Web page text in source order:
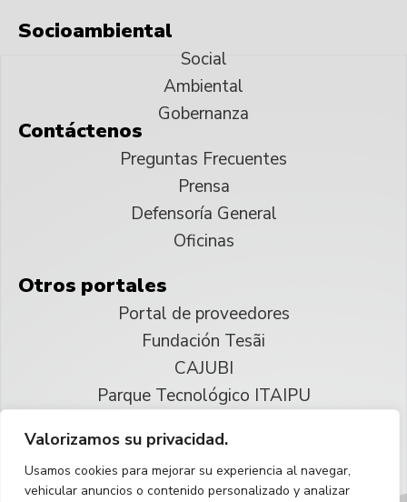
Valorizamos su privacidad.
Usamos cookies para mejorar su experiencia al navegar,
vehicular anuncios o contenido personalizado y analizar
Socioambiental
Social
Ambiental
Gobernanza
Contáctenos
Preguntas Frecuentes
Prensa
Defensoría General
Oficinas
Otros portales
Portal de proveedores
Fundación Tesãi
CAJUBI
Parque Tecnológico ITAIPU
Reservados todos los derechos